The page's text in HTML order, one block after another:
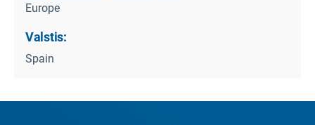
Europe
Valstis:
Spain